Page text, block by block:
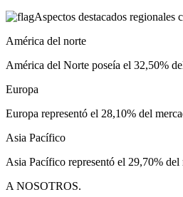
Aspectos destacados regionales
América del norte
América del Norte poseía el 32,50%
Europa
Europa representó el 28,10% del
Asia Pacífico
Asia Pacífico representó el 29,70%
A NOSOTROS.